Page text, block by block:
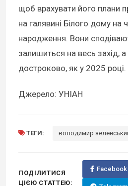
щоб врахувати його плани
на галявині Білого дому на
народження. Вони
залишиться на весь захід,
достроково, як у 2025 році.
Джерело: УНІАН
ТЕГИ: володимир
ПОДІЛИТИСЯ
ЦІЄЮ СТАТТЕЮ:
Facebook